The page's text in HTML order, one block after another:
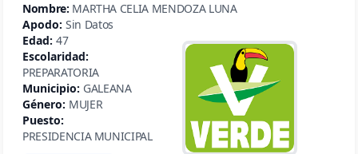
Nombre: MARTHA CELIA MENDOZA LUNA
Apodo: Sin Datos
Edad: 47
Escolaridad:
PREPARATORIA
Municipio: GALEANA
Género: MUJER
Puesto:
PRESIDENCIA MUNICIPAL